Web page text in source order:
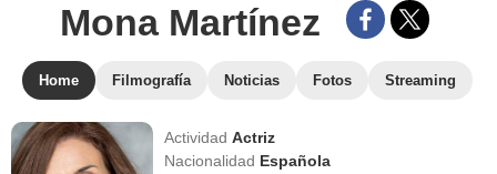
Mona Martínez
Home Filmografía Noticias Fotos Streaming
ActividadActriz
Nacionalidad Española